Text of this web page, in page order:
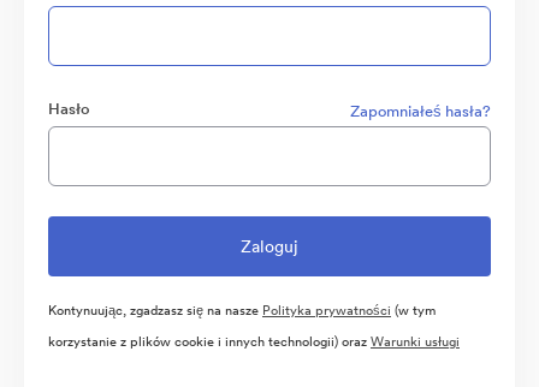
Hasło Zapomniałeś hasła?
Kontynuując, zgadzasz się na nasze Polityka prywatności (w tym
korzystanie z plików cookie i innych technologii) orazWarunki usługi